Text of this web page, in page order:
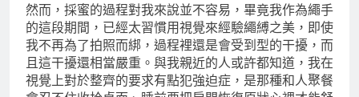
然而，採蜜的過程對我來說並不容易，畢竟我作為繩手
的這段期間，已經太習慣用視覺來經驗繩縛之美，即使
我不再為了拍照而綁，過程裡還是會受到型的干擾，而
且這干擾還相當嚴重。與我親近的人或許都知道，我在
視覺上對於整齊的要求有點犯強迫症，是那種和人聚餐